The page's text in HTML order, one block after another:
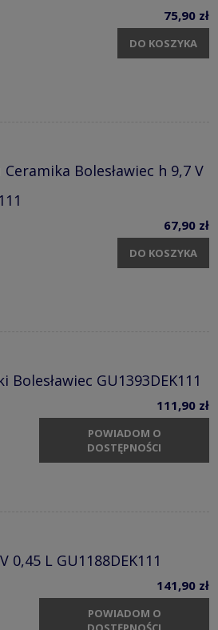
75,90 zł
DO KOSZYKA
Bolesławiec h 9,7 V
67,90 zł
DO KOSZYKA
GU1393DEK111
111,90 zł
POWIADOM O
DOSTĘPNOŚCI
0,45 L GU1188DEK111
141,90 zł
POWIADOM O